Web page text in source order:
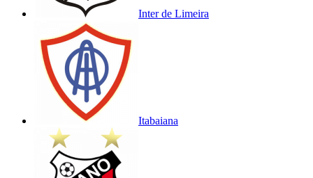
Inter de Limeira
Itabaiana